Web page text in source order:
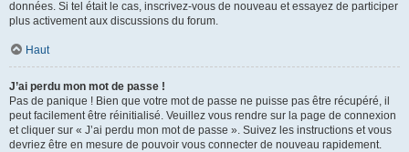
données. Si tel était le cas, inscrivez-vous de nouveau et essayez de participer
plus activement aux discussions du forum.
Haut
J’ai perdu mon mot de passe !
Pas de panique ! Bien que votre mot de passe ne puisse pas être récupéré, il
peut facilement être réinitialisé. Veuillez vous rendre sur la page de connexion
et cliquer sur « J’ai perdu mon mot de passe ». Suivez les instructions et vous
devriez être en mesure de pouvoir vous connecter de nouveau rapidement.